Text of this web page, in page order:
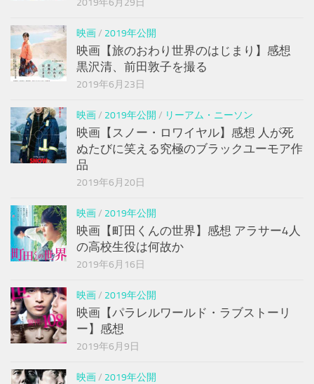
映画/ 2019年公開
映画【旅のおわり世界のはじまり】感想
黒沢清、前田敦子を撮る
2019年6月23日
映画/ 2019年公開 / リーアム・ニーソン
映画【スノー・ロワイヤル】感想 人が死
ぬたびに笑える究極のブラックユーモア作
品
2019年6月20日
映画/ 2019年公開
映画【町田くんの世界】感想 アラサー4人
の高校生役は何故か
2019年6月16日
映画/ 2019年公開
映画【パラレルワールド・ラブストーリ
ー】感想
2019年6月9日
映画/ 2019年公開